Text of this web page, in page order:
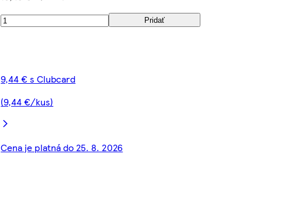
Pridať
9,44 € s Clubcard
(9,44 €/kus)
Cena je platná do 25. 8. 2026